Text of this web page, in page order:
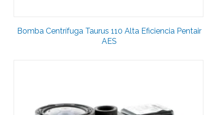
Bomba Centrífuga Taurus 110 Alta Eficiencia Pentair
AES